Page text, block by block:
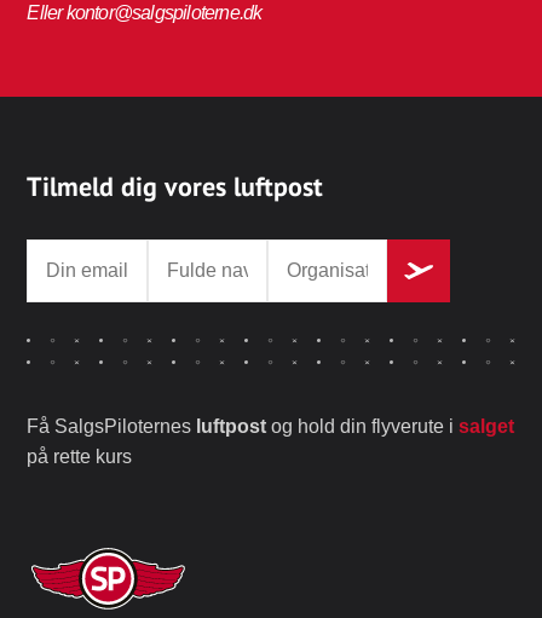
Tilmeld dig vores luftpost
Få SalgsPiloternes luftpost og hold din flyverute isalget
på rette kurs
Eller kontor@salgspiloterne.dk